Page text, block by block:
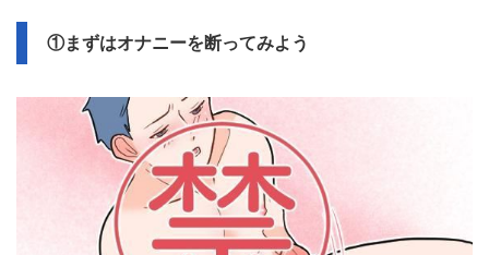
①まずはオナニーを断ってみよう